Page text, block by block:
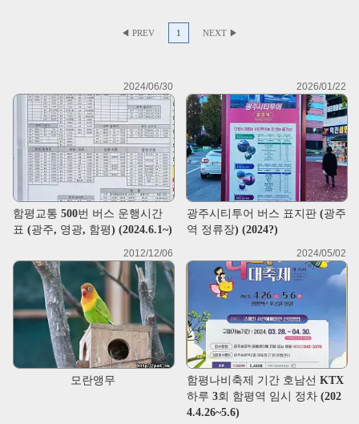
◀ PREV 1 NEXT ▶
2024/06/30
함평교통 500번 버스 운행시간
표 (광주, 영광, 함평) (2024.6.1~)
2026/01/22
광주시티투어 버스 표지판 (광주
역 정류장) (2024?)
2012/12/06
모란앵무
2024/05/02
함평나비축제 기간 호남선 KTX
하루 3회 함평역 임시 정차 (202
4.4.26~5.6)